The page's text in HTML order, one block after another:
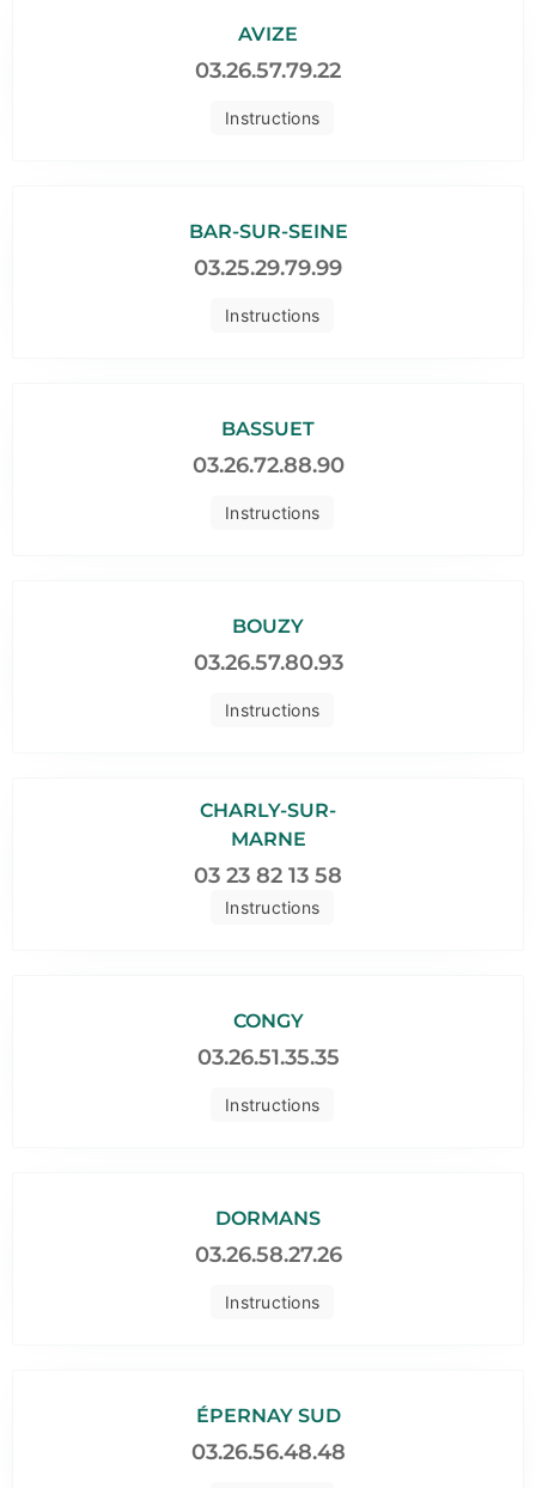
Instructions
AVIZE
03.26.57.79.22
Instructions
BAR-SUR-SEINE
03.25.29.79.99
Instructions
BASSUET
03.26.72.88.90
Instructions
BOUZY
03.26.57.80.93
Instructions
CHARLY-SUR-
MARNE
03 23 82 13 58
Instructions
CONGY
03.26.51.35.35
Instructions
DORMANS
03.26.58.27.26
ÉPERNAY SUD
03.26.56.48.48